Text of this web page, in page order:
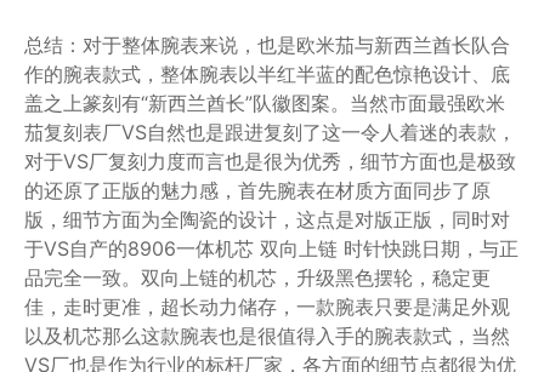
总结：对于整体腕表来说，也是欧米茄与新西兰酋长队合
作的腕表款式，整体腕表以半红半蓝的配色惊艳设计、底
盖之上篆刻有“新西兰酋长”队徽图案。当然市面最强欧米
茄复刻表厂VS自然也是跟进复刻了这一令人着迷的表款，
对于VS厂复刻力度而言也是很为优秀，细节方面也是极致
的还原了正版的魅力感，首先腕表在材质方面同步了原
版，细节方面为全陶瓷的设计，这点是对版正版，同时对
于VS自产的8906一体机芯 双向上链 时针快跳日期，与正
品完全一致。双向上链的机芯，升级黑色摆轮，稳定更
佳，走时更准，超长动力储存，一款腕表只要是满足外观
以及机芯那么这款腕表也是很值得入手的腕表款式，当然
VS厂也是作为行业的标杆厂家，各方面的细节点都很为优